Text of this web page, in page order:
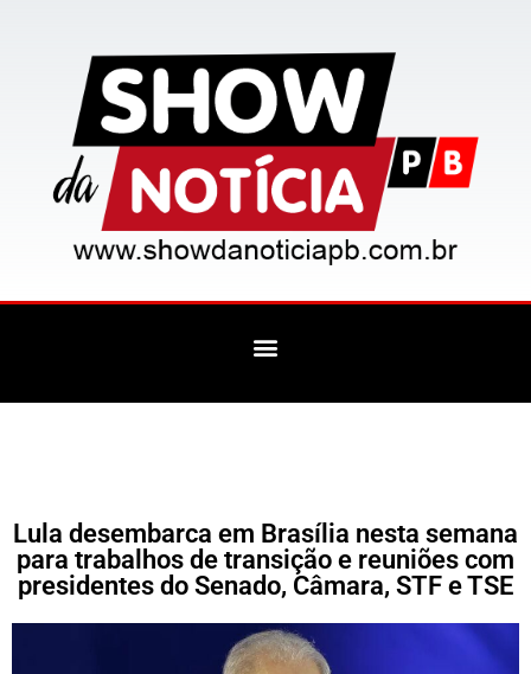
Lula desembarca em Brasília nesta semana
para trabalhos de transição e reuniões com
presidentes do Senado, Câmara, STF e TSE